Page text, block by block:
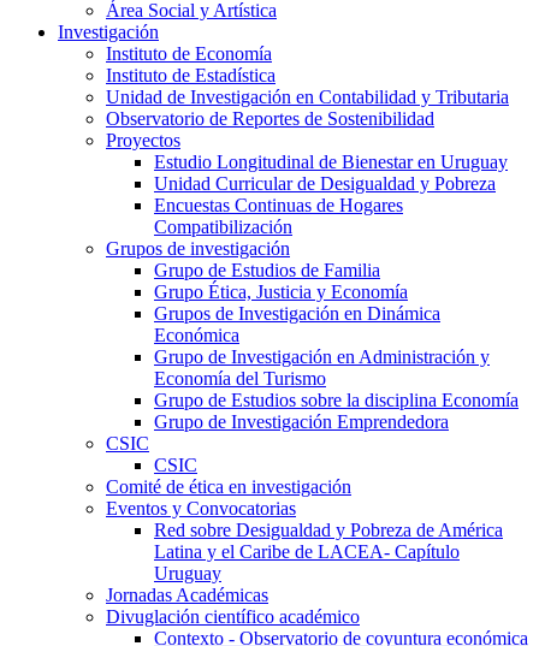
Área Social y Artística
Investigación
Instituto de Economía
Instituto de Estadística
Unidad de Investigación en Contabilidad y Tributaria
Observatorio de Reportes de Sostenibilidad
Proyectos
Estudio Longitudinal de Bienestar en Uruguay
Unidad Curricular de Desigualdad y Pobreza
Encuestas Continuas de Hogares
Compatibilización
Grupos de investigación
Grupo de Estudios de Familia
Grupo Ética, Justicia y Economía
Grupos de Investigación en Dinámica
Económica
Grupo de Investigación en Administración y
Economía del Turismo
Grupo de Estudios sobre la disciplina Economía
Grupo de Investigación Emprendedora
CSIC
CSIC
Comité de ética en investigación
Eventos y Convocatorias
Red sobre Desigualdad y Pobreza de América
Latina y el Caribe de LACEA- Capítulo
Uruguay
Jornadas Académicas
Divuglación científico académico
Contexto - Observatorio de coyuntura económica